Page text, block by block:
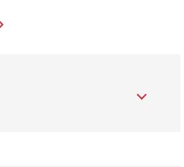
ト利用者層にとって特に関心の